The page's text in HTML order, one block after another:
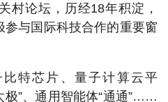
村论坛，历经18年积淀，
参与国际科技合作的重要窗
特芯片、量子计算云平
极”、通用智能体“通通”……